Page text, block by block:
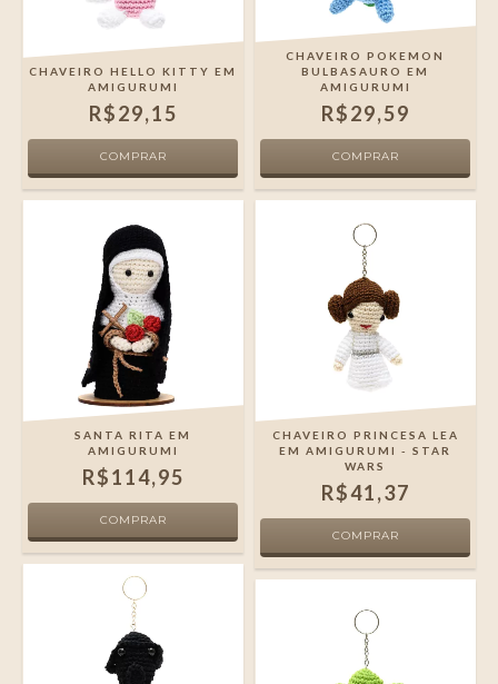
CHAVEIRO HELLO KITTY EM
AMIGURUMI
R$29,15
CHAVEIRO POKEMON
BULBASAURO EM
AMIGURUMI
R$29,59
SANTA RITA EM
AMIGURUMI
R$114,95
CHAVEIRO PRINCESA LEA
EM AMIGURUMI - STAR
WARS
R$41,37